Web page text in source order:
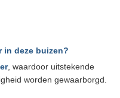
in deze buizen?
, waardoor uitstekende
worden gewaarborgd.